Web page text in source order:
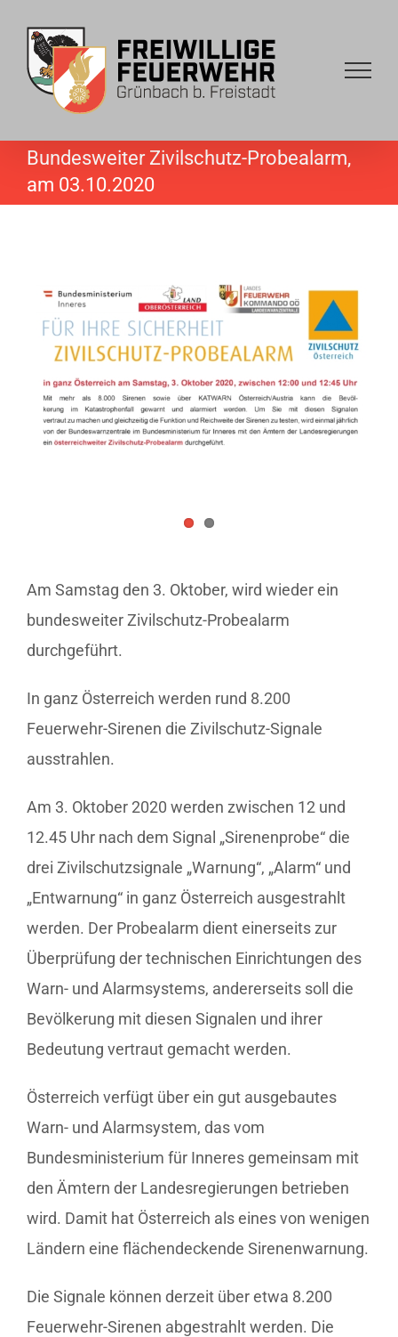
content
Bundesweiter Zivilschutz-Probealarm,
am 03.10.2020
View
Larger
Image
Am Samstag den 3. Oktober, wird wieder ein
bundesweiter Zivilschutz-Probealarm
durchgeführt.
In ganz Österreich werden rund 8.200
Feuerwehr-Sirenen die Zivilschutz-Signale
ausstrahlen.
Am 3. Oktober 2020 werden zwischen 12 und
12.45 Uhr nach dem Signal „Sirenenprobe“ die
drei Zivilschutzsignale „Warnung“, „Alarm“ und
„Entwarnung“ in ganz Österreich ausgestrahlt
werden. Der Probealarm dient einerseits zur
Überprüfung der technischen Einrichtungen des
Warn- und Alarmsystems, andererseits soll die
Bevölkerung mit diesen Signalen und ihrer
Bedeutung vertraut gemacht werden.
Österreich verfügt über ein gut ausgebautes
Warn- und Alarmsystem, das vom
Bundesministerium für Inneres gemeinsam mit
den Ämtern der Landesregierungen betrieben
wird. Damit hat Österreich als eines von wenigen
Ländern eine flächendeckende Sirenenwarnung.
Die Signale können derzeit über etwa 8.200
Feuerwehr-Sirenen abgestrahlt werden. Die